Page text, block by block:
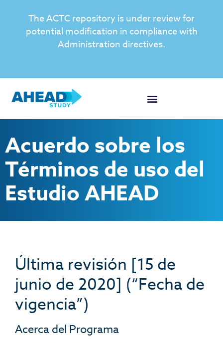
The ACTC repository is under review for
potential modification in compliance with
Administration directives.
Acuerdo sobre los
Términos de uso del
Estudio AHEAD
Última revisión [15 de
junio de 2020] (“Fecha de
vigencia”)
Acerca del Programa